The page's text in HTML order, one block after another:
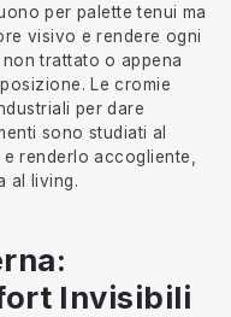
per palette tenui ma
visivo e rendere ogni
trattato o appena
Le cromie
per dare
sono studiati al
renderlo accogliente,
al living.
Invisibili